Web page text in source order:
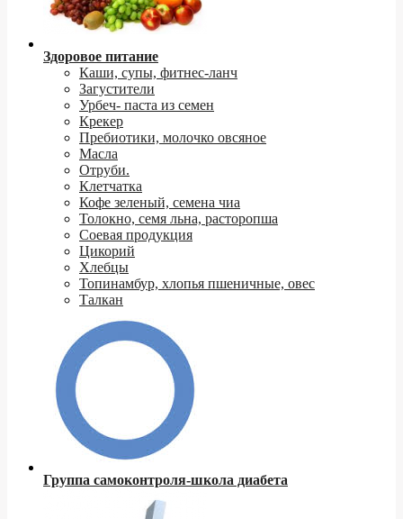
Здоровое питание
Каши, супы, фитнес-ланч
Загустители
Урбеч- паста из семен
Крекер
Пребиотики, молочко овсяное
Масла
Отруби.
Клетчатка
Кофе зеленый, семена чиа
Толокно, семя льна, расторопша
Соевая продукция
Цикорий
Хлебцы
Топинамбур, хлопья пшеничные, овес
Талкан
Группа самоконтроля-школа диабета